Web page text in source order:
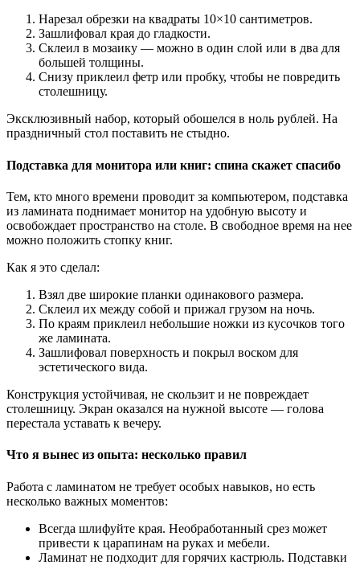
Нарезал обрезки на квадраты 10×10 сантиметров.
Зашлифовал края до гладкости.
Склеил в мозаику — можно в один слой или в два для
большей толщины.
Снизу приклеил фетр или пробку, чтобы не повредить
столешницу.
Эксклюзивный набор, который обошелся в ноль рублей. На
праздничный стол поставить не стыдно.
Подставка для монитора или книг: спина скажет спасибо
Тем, кто много времени проводит за компьютером, подставка
из ламината поднимает монитор на удобную высоту и
освобождает пространство на столе. В свободное время на нее
можно положить стопку книг.
Как я это сделал:
Взял две широкие планки одинакового размера.
Склеил их между собой и прижал грузом на ночь.
По краям приклеил небольшие ножки из кусочков того
же ламината.
Зашлифовал поверхность и покрыл воском для
эстетического вида.
Конструкция устойчивая, не скользит и не повреждает
столешницу. Экран оказался на нужной высоте — голова
перестала уставать к вечеру.
Что я вынес из опыта: несколько правил
Работа с ламинатом не требует особых навыков, но есть
несколько важных моментов:
Всегда шлифуйте края. Необработанный срез может
привести к царапинам на руках и мебели.
Ламинат не подходит для горячих кастрюль. Подставки